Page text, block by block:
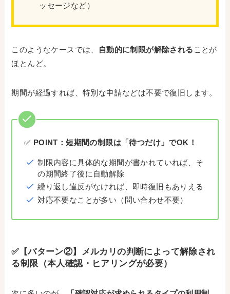
ッセージなど）
このようなケースでは、 自動的に制限が解除される ことが
ほとんど。
期間が経過すれば、特別な申請などは不要で復旧します。
✅ POINT：短期間の制限は「待つだけ」でOK！
制限内容に具体的な期間が書かれていれば、そ
の期間終了後に自動解除
繰り返し違反がなければ、即時復旧もありえる
対応不要なことが多い（問い合わせ不要）
✅【パターン②】メルカリの判断によって解除され
る制限（本人確認・ヒアリングが必要）